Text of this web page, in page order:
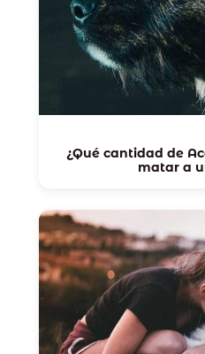
¿Qué cantidad de
matar a